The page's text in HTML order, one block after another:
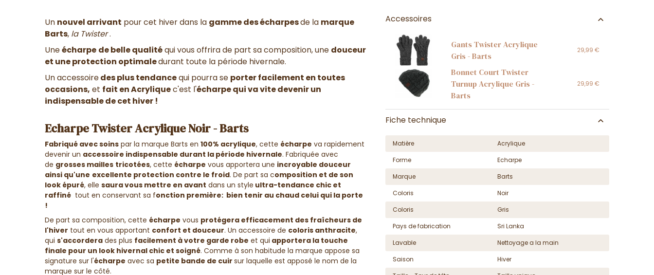
Un nouvel arrivant pour cet hiver dans la gamme des écharpesde la marque
Barts, la Twister.
Uneécharpe de belle qualitéqui vous offrira de part sa composition, une douceur
et une protection optimaledurant toute la période hivernale.
Un accessoiredes plus tendancequi pourra se porter facilement en toutes
occasions, et fait en Acryliquec'est l'écharpe qui va vite devenir un
indispensable de cet hiver !
Echarpe Twister Acrylique Noir - Barts
Fabriqué avec soins par la marque Barts en 100% acrylique, cette écharpe va rapidement
devenir un accessoire indispensable durant la période hivernale. Fabriquée avec
de grosses mailles tricotées, cette écharpe vous apportera une incroyable douceur
ainsi qu'une excellente protection contre le froid. De part sa composition et de son
look épuré, elle saura vous mettre en avant dans un style ultra-tendance chic et
raffiné tout en conservant sa fonction première: bien tenir au chaud celui qui la porte
!
De part sa composition, cette écharpe vous protégera efficacement des fraîcheurs de
l'hiver tout en vous apportant confort et douceur. Un accessoire de coloris anthracite,
qui s'accordera des plus facilement à votre garde robe et qui apportera la touche
finale pour un look hivernal chic et soigné. Comme à son habitude la marque appose sa
signature sur l'écharpe avec sa petite bande de cuir sur laquelle est apposé le nom de la
marque sur le côté.
Accessoires
Gants Twister Acrylique
Gris - Barts
29,99 €
Bonnet Court Twister
Turnup Acrylique Gris -
Barts
29,99 €
Fiche technique
Matière
Acrylique
Forme
Echarpe
Marque
Barts
Coloris
Noir
Coloris
Gris
Pays de fabrication
Sri Lanka
Lavable
Nettoyage a la main
Saison
Hiver